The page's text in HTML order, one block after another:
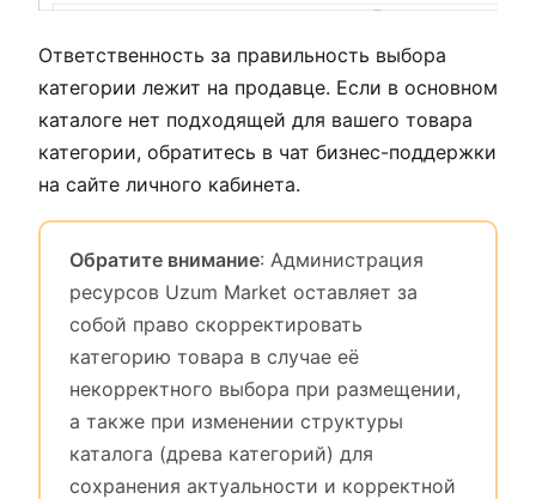
Ответственность за правильность выбора
категории лежит на продавце. Если в основном
каталоге нет подходящей для вашего товара
категории, обратитесь в чат бизнес-поддержки
на сайте личного кабинета.
Обратите внимание: Администрация
ресурсов Uzum Market оставляет за
собой право скорректировать
категорию товара в случае её
некорректного выбора при размещении,
а также при изменении структуры
каталога (древа категорий) для
сохранения актуальности и корректной